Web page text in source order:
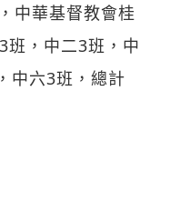
中華基督教會桂
班，中二3班，中
中六3班，總計